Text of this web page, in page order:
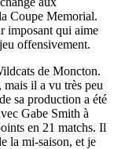
Coupe Memorial.
imposant qui aime
offensivement.
de Moncton.
mais il a vu très peu
sa production a été
Gabe Smith à
en 21 matchs. Il
la mi-saison, et je